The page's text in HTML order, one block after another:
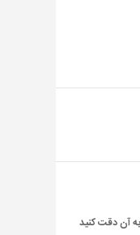
آن دقت کنید